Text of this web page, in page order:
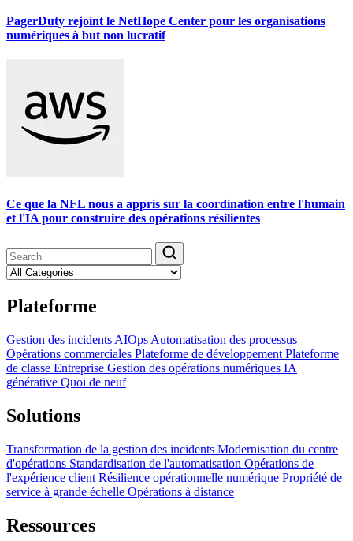
PagerDuty rejoint le NetHope Center pour les organisations
numériques à but non lucratif
Ce que la NFL nous a appris sur la coordination entre l'humain
et l'IA pour construire des opérations résilientes
Plateforme
Gestion des incidents AIOps Automatisation des processus
Opérations commerciales Plateforme de développement Plateforme
de classe Entreprise Gestion des opérations numériques IA
générative Quoi de neuf
Solutions
Transformation de la gestion des incidents Modernisation du centre
d'opérations Standardisation de l'automatisation Opérations de
l'expérience client Résilience opérationnelle numérique Propriété de
service à grande échelle Opérations à distance
Ressources